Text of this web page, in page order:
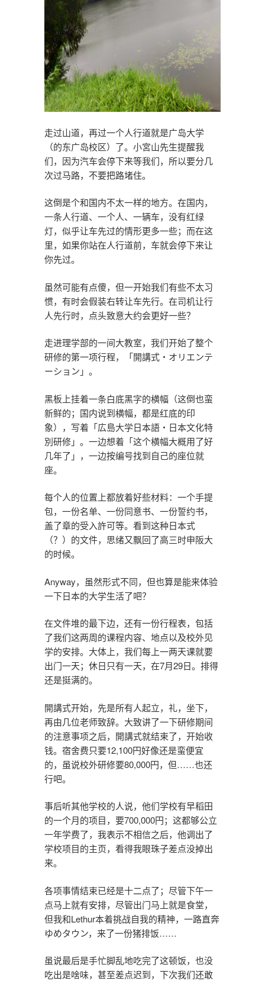
走过山道，再过一个人行道就是广岛大学
（的东广岛校区）了。小宮山先生提醒我
们，因为汽车会停下来等我们，所以要分几
次过马路，不要把路堵住。
这倒是个和国内不太一样的地方。在国内，
一条人行道、一个人、一辆车，没有红绿
灯，似乎让车先过的情形更多一些；而在这
里，如果你站在人行道前，车就会停下来让
你先过。
虽然可能有点傻，但一开始我们有些不太习
惯，有时会假装右转让车先行。在司机让行
人先行时，点头致意大约会更好一些？
走进理学部的一间大教室，我们开始了整个
研修的第一项行程，「開講式・オリエンテ
ーション」。
黑板上挂着一条白底黑字的横幅（这倒也蛮
新鲜的；国内说到横幅，都是红底的印
象），写着「広島大学日本語・日本文化特
別研修」。一边想着「这个横幅大概用了好
几年了」，一边按编号找到自己的座位就
座。
每个人的位置上都放着好些材料：一个手提
包，一份名单、一份同意书、一份誓约书，
盖了章的受入許可等。看到这种日本式
（？）的文件，思绪又飘回了高三时申阪大
的时候。
Anyway，虽然形式不同，但也算是能来体验
一下日本的大学生活了吧？
在文件堆的最下边，还有一份行程表，包括
了我们这两周的课程内容、地点以及校外见
学的安排。大体上，我们每上一两天课就要
出门一天；休日只有一天，在7月29日。排得
还是挺满的。
開講式开始，先是所有人起立，礼，坐下，
再由几位老师致辞。大致讲了一下研修期间
的注意事项之后，開講式就结束了，开始收
钱。宿舍费只要12,100円好像还是蛮便宜
的，虽说校外研修要80,000円，但……也还
行吧。
事后听其他学校的人说，他们学校有早稻田
的一个月的项目，要700,000円；这都够公立
一年学费了，我表示不相信之后，他调出了
学校项目的主页，看得我眼珠子差点没掉出
来。
各项事情结束已经是十二点了；尽管下午一
点马上就有安排，尽管出门马上就是食堂，
但我和Lethur本着挑战自我的精神，一路直奔
ゆめタウン，来了一份猪排饭……
虽说最后是手忙脚乱地吃完了这顿饭，也没
吃出是啥味，甚至差点迟到，下次我们还敢